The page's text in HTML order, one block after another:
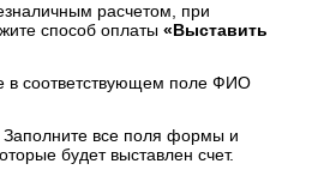
расчетом, при
способ оплаты «Выставить
в соответствующем поле ФИО
все поля формы и
будет выставлен счет.